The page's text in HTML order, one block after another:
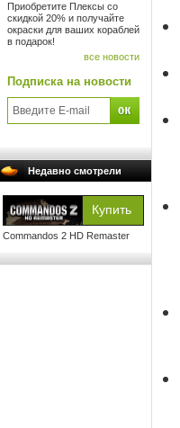
Приобретите Плексы со
скидкой 20% и получайте
окраски для ваших кораблей
в подарок!
все новости
Подписка на новости
Недавно смотрели
Commandos 2 HD Remaster